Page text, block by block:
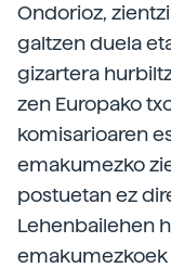
Ondorioz,
galtzen duela
gizartera
zen Europako
komisarioaren
emakumezko
postuetan ez
Lehenbailehen
emakumezkoek